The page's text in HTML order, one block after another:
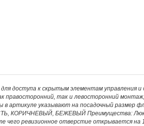
доступа к скрытым элементам управления и
правосторонний, так и левосторонний
артикуле указывают на посадочный размер
КОРИЧНЕВЫЙ, БЕЖЕВЫЙ Преимущества:
чего ревизионное отверстие открывается на